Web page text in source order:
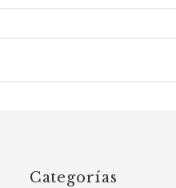
Categorías